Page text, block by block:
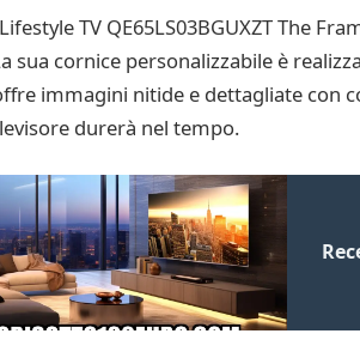
TV QE65LS03BGUXZT The
sua cornice personalizzabile è
immagini nitide e dettagliate con
durerà nel tempo.